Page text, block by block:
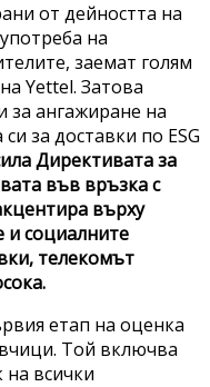
от дейността на
на
заемат голям
Yettel. Затова
за ангажиране на
за доставки по ESG
Директивата за
във връзка с
върху
и социалните
телекомът
етап на оценка
Той включва
всички